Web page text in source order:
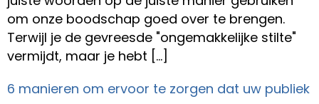
om onze boodschap goed over te brengen.
Terwijl je de gevreesde "ongemakkelijke stilte"
vermijdt, maar je hebt […]
6 manieren om ervoor te zorgen dat uw publiek